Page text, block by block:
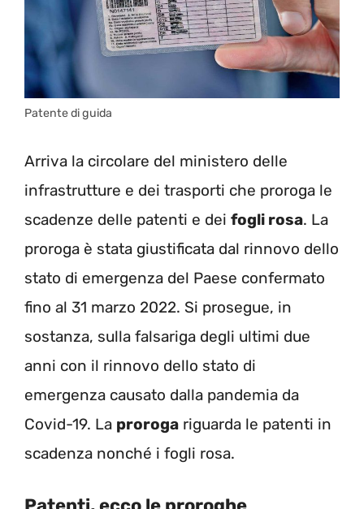
Patente di guida
Arriva la circolare del ministero delle
infrastrutture e dei trasporti che proroga le
scadenze delle patenti e dei fogli rosa. La
proroga è stata giustificata dal rinnovo dello
stato di emergenza del Paese confermato
fino al 31 marzo 2022. Si prosegue, in
sostanza, sulla falsariga degli ultimi due
anni con il rinnovo dello stato di
emergenza causato dalla pandemia da
Covid-19. La proroga riguarda le patenti in
scadenza nonché i fogli rosa.